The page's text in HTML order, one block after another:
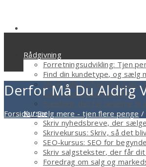
Rådgivning
Forretningsudvikling: Tjen
Find din kundetype, og sælg
Mere salg fra hjemmesiden,
Sælg med email marketing
Freebien, der får læserne til
Kurser
Skriv nyhedsbreve, der
Skrivekursus: Skriv, så det
SEO-kursus: SEO for
Skriv salgstekster, der får
Foredrag om salg og
Derfor Må Du Aldrig
Forside/Sælg mere - tjen flere penge /